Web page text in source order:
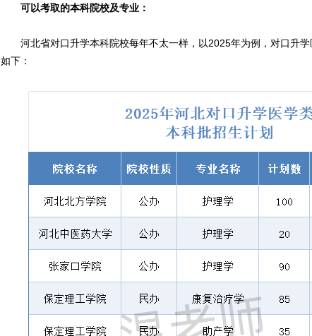
可以考取的本科院校及专业：
河北省对口升学本科院校每年不太一样，以2025年为例，对口升
如下：